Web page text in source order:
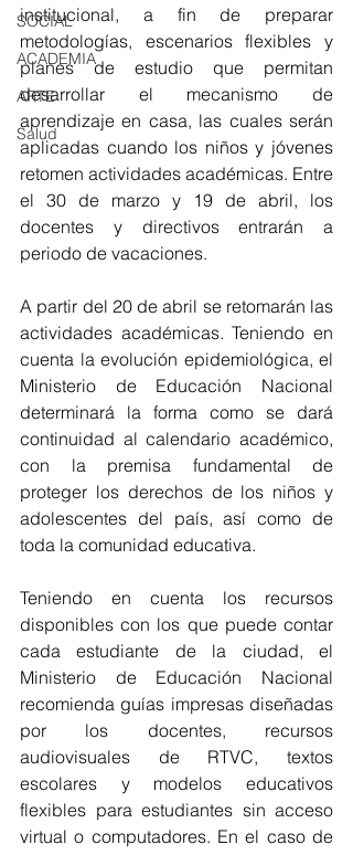
SOCIAL
ACADEMIA
ARTE
Salud
institucional, a fin de preparar
metodologías, escenarios flexibles y
planes de estudio que permitan
desarrollar el mecanismo de
aprendizaje en casa, las cuales serán
aplicadas cuando los niños y jóvenes
retomen actividades académicas. Entre
el 30 de marzo y 19 de abril, los
docentes y directivos entrarán a
periodo de vacaciones.
A partir del 20 de abril se retomarán las
actividades académicas. Teniendo en
cuenta la evolución epidemiológica, el
Ministerio de Educación Nacional
determinará la forma como se dará
continuidad al calendario académico,
con la premisa fundamental de
proteger los derechos de los niños y
adolescentes del país, así como de
toda la comunidad educativa.
Teniendo en cuenta los recursos
disponibles con los que puede contar
cada estudiante de la ciudad, el
Ministerio de Educación Nacional
recomienda guías impresas diseñadas
por los docentes, recursos
audiovisuales de RTVC, textos
escolares y modelos educativos
flexibles para estudiantes sin acceso
virtual o computadores. En el caso de